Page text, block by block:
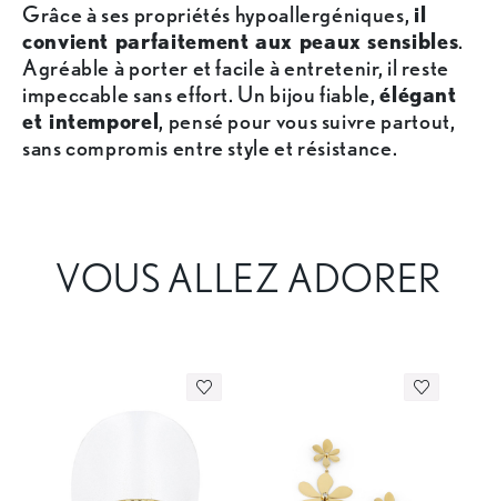
Grâce à ses propriétés hypoallergéniques, il
convient parfaitement aux peaux sensibles.
Agréable à porter et facile à entretenir, il reste
impeccable sans effort. Un bijou fiable,élégant
et intemporel, pensé pour vous suivre partout,
sans compromis entre style et résistance.
VOUS ALLEZ ADORER